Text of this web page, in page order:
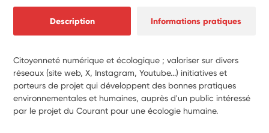
Description Informations pratiques
Citoyenneté numérique et écologique ; valoriser sur divers
réseaux (site web, X, Instagram, Youtube...) initiatives et
porteurs de projet qui développent des bonnes pratiques
environnementales et humaines, auprès d'un public intéressé
par le projet du Courant pour une écologie humaine.